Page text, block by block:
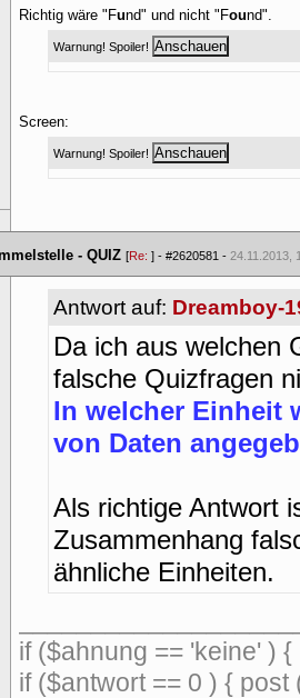
Richtig wäre "Fund" und nicht "Found".
Warnung! Spoiler!
Screen:
Warnung! Spoiler!
- QUIZ [Re: ] - #2620581 - 24.11.2013,
Antwort auf: Dreamboy-
Da ich aus welchen
falsche Quizfragen
In welcher Einheit
von Daten
Als richtige Antwort
Zusammenhang
ähnliche Einheiten.
if ($ahnung == 'keine' )
if ($antwort == 0 ) { post